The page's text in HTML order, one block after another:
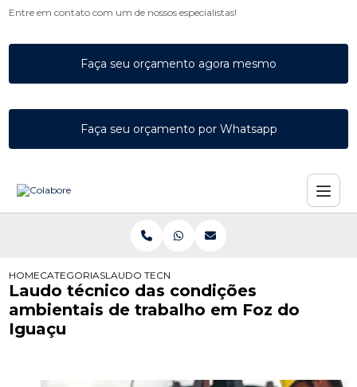
Entre em contato com um de nossos especialistas!
Faça seu orçamento agora mesmo
Faça seu orçamento por Whatsapp
HOMECATEGORIASLAUDO TECNICO DAS CONDICOES AMBIENTAIS
Laudo técnico das condições
ambientais de trabalho em Foz do
Iguaçu